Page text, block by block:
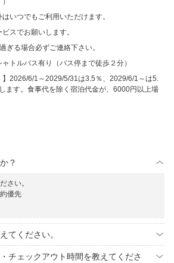
いつでもご利用いただけます。
スでお願いします。
ぎる場合必ずご連絡下さい。
トルバス有り（バス停まで徒歩２分）
】2026/6/1～2029/5/31は3.5％、2029/6/1～は5.
ます。食事代を除く宿泊代金が、6000円以上場
？
さい。
優先
てください。
チェックアウト時間を教えてくださ